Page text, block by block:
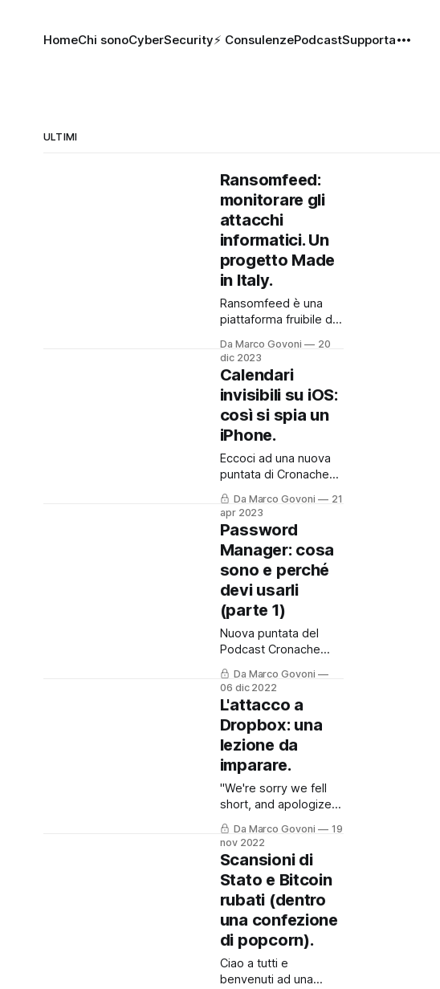
HomeChi sonoCyberSecurity⚡️ ConsulenzePodcastSupporta
ULTIMI
Ransomfeed:
monitorare gli
attacchi
informatici. Un
progetto Made
in Italy.
Ransomfeed è una
piattaforma fruibile da
scopo di monitorare
gli attacchi informatici,
fornendo così un utile
supporto a chi lavora
nel mondo della cyber
security, ma non solo.
strumento divulgativo
che permette a tutti
quanti di poter
accedere ad
informazioni che
spesso
Da Marco Govoni
20
dic 2023
Calendari
invisibili su iOS:
così si spia un
iPhone.
Eccoci ad una nuova
puntata di Cronache
Digitali, dove vi
racconto cosa
succede nel mondo
del cyber crime.
Potete asoltare la
puntata sul mio
Podcast, cliccando qui
o nel box sottostante,
oppure, continuare a
leggere per trovare
tutti i riferimenti ed i
link presenti nella
storia del podcast di
oggi.
Da Marco Govoni
21
apr 2023
Password
Manager: cosa
sono e perché
devi usarli
(parte 1)
Nuova puntata del
Podcast Cronache
Digitali, che puoi
ascoltare cliccando
qui. Ascolta "Cyber
Security: Password
Manager. Cosa sono e
perché devi usarli." su
Spreaker. Oggi vi
lascio anche il
contributo con questo
post perché
l'argomento è molto
interessante e
certamente andrà
approfondito. Le
password sappiamo
oramai
Da Marco Govoni
06 dic 2022
L'attacco a
Dropbox: una
lezione da
imparare.
"We're sorry we fell
short, and apologize
for any
inconvenience" Così
scrive Dropbox sul
loro sito, raccontando
come sia stato
possibile - e come sia
stato gestito - un
recente attacco
informatico. Ma
partiamo dall'inizio.
Per chi preferisce
Da Marco Govoni
19
nov 2022
Scansioni di
Stato e Bitcoin
rubati (dentro
una confezione
di popcorn).
Ciao a tutti e
benvenuti ad una